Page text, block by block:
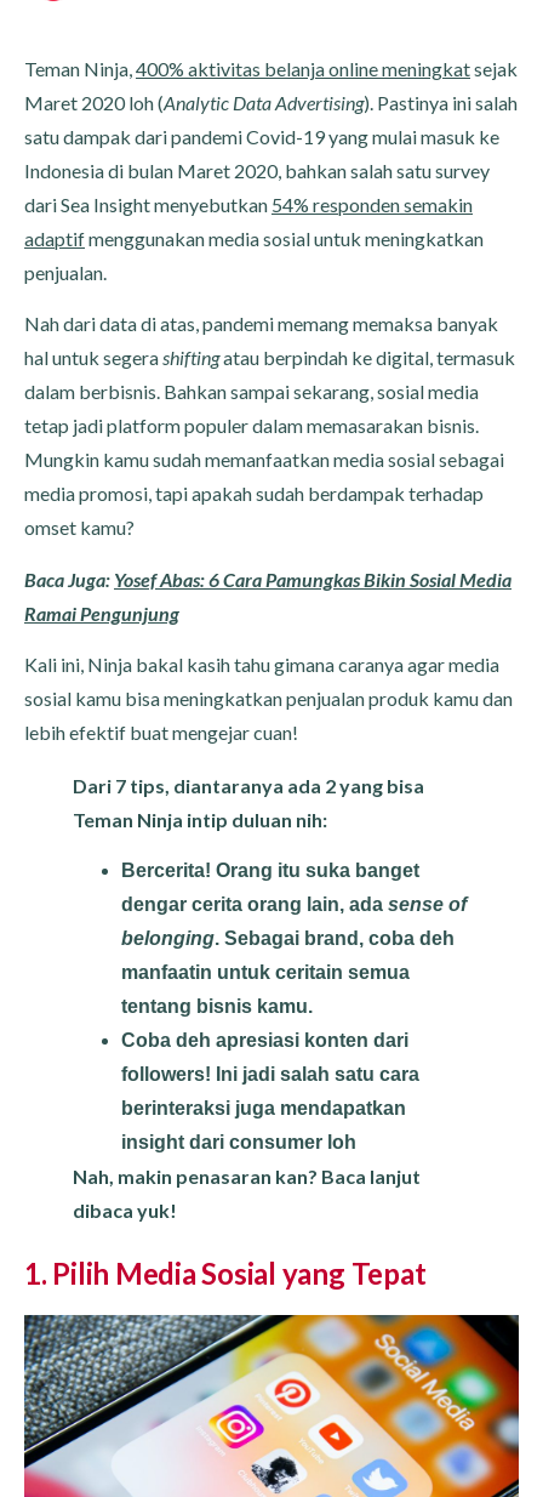
Teman Ninja,400% aktivitas belanja online meningkatsejak
Maret 2020 loh (Analytic Data Advertising). Pastinya ini salah
satu dampak dari pandemi Covid-19 yang mulai masuk ke
Indonesia di bulan Maret 2020, bahkan salah satu survey
dari Sea Insight menyebutkan 54% responden semakin
adaptifmenggunakan media sosial untuk meningkatkan
penjualan.
Nah dari data di atas, pandemi memang memaksa banyak
hal untuk segerashiftingatau berpindah ke digital, termasuk
dalam berbisnis. Bahkan sampai sekarang, sosial media
tetap jadi platform populer dalam memasarakan bisnis.
Mungkin kamu sudah memanfaatkan media sosial sebagai
media promosi, tapi apakah sudah berdampak terhadap
omset kamu?
Baca Juga: Yosef Abas: 6 Cara Pamungkas Bikin Sosial Media
Ramai Pengunjung
Kali ini, Ninja bakal kasih tahu gimana caranya agar media
sosial kamu bisa meningkatkan penjualan produk kamu dan
lebih efektif buat mengejar cuan!
Dari 7 tips, diantaranya ada 2 yang bisa
Teman Ninja intip duluan nih:
Bercerita! Orang itu suka banget
dengar cerita orang lain, ada sense of
belonging. Sebagai brand, coba deh
manfaatin untuk ceritain semua
tentang bisnis kamu.
Coba deh apresiasi konten dari
followers! Ini jadi salah satu cara
berinteraksi juga mendapatkan
insight dari consumer loh
Nah, makin penasaran kan? Baca lanjut
dibaca yuk!
1. Pilih Media Sosial yang Tepat